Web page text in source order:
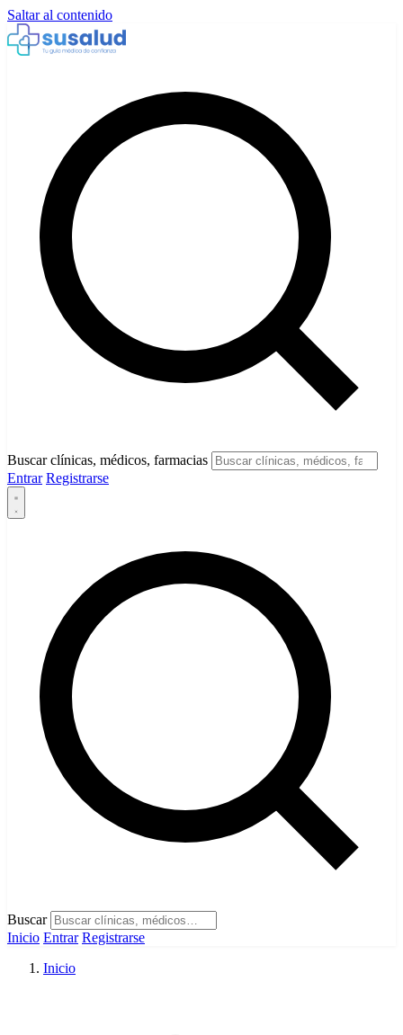
Saltar al contenido
Buscar clínicas, médicos, farmacias
Entrar Registrarse
Buscar
Inicio Entrar Registrarse
Inicio